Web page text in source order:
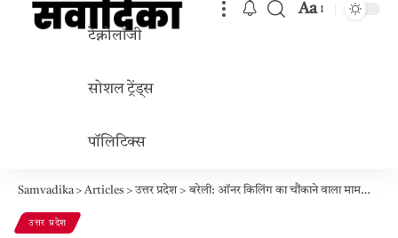
टेक्नोलॉजी
सोशल ट्रेंड्स
पॉलिटिक्स
Aa
Samvadika>Articles >उत्तर प्रदेश>बरेली: ऑनर किलिंग का चौंकाने वाला मामला, प्रेमी मुस्लिम युवक से शादी की चाहत पर पिता और दो भाइयों ने गला घोंटकर बेटी की हत्या कर दी!
उत्तर प्रदेश